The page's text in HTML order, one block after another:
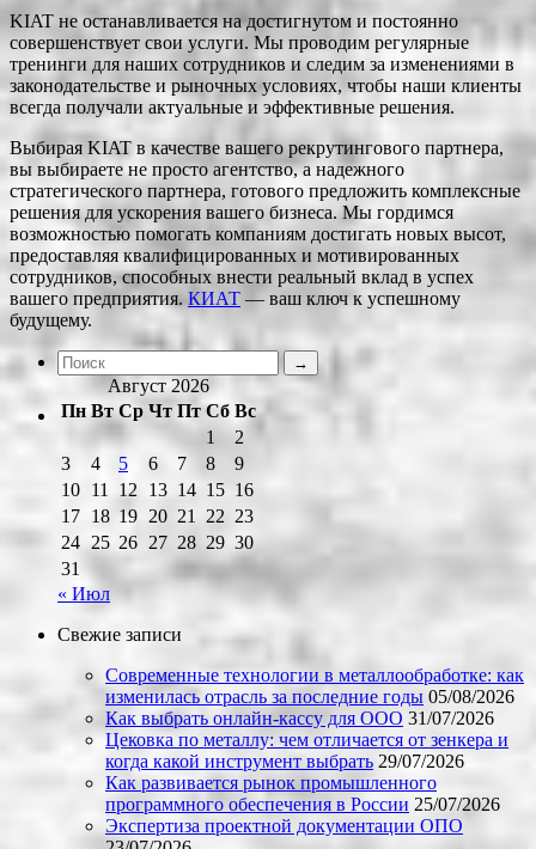
KIAT не останавливается на достигнутом и постоянно
совершенствует свои услуги. Мы проводим регулярные
тренинги для наших сотрудников и следим за изменениями в
законодательстве и рыночных условиях, чтобы наши клиенты
всегда получали актуальные и эффективные решения.
Выбирая KIAT в качестве вашего рекрутингового партнера,
вы выбираете не просто агентство, а надежного
стратегического партнера, готового предложить комплексные
решения для ускорения вашего бизнеса. Мы гордимся
возможностью помогать компаниям достигать новых высот,
предоставляя квалифицированных и мотивированных
сотрудников, способных внести реальный вклад в успех
вашего предприятия. КИАТ — ваш ключ к успешному
будущему.
Август 2026
Пн Вт Ср Чт Пт Сб Вс
1
2
3
4 5 6 7 8
9
10 11 12 13 14 15 16
17 18 19 20 21 22 23
24 25 26 27 28 29 30
31
« Июл
Свежие записи
Современные технологии в металлообработке: как
изменилась отрасль за последние годы 05/08/2026
Как выбрать онлайн-кассу для ООО 31/07/2026
Цековка по металлу: чем отличается от зенкера и
когда какой инструмент выбрать 29/07/2026
Как развивается рынок промышленного
программного обеспечения в России 25/07/2026
Экспертиза проектной документации ОПО